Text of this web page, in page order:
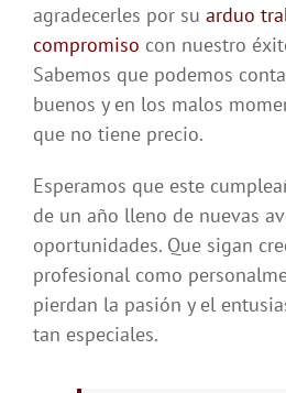
agradecerles por su arduo
compromiso con nuestro
Sabemos que podemos
buenos y en los malos
que no tiene precio.
Esperamos que este
de un año lleno de nuevas
oportunidades. Que sigan
profesional como
pierdan la pasión y el
tan especiales.